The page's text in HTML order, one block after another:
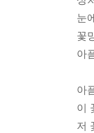
눈
꽃
아
아
이
저